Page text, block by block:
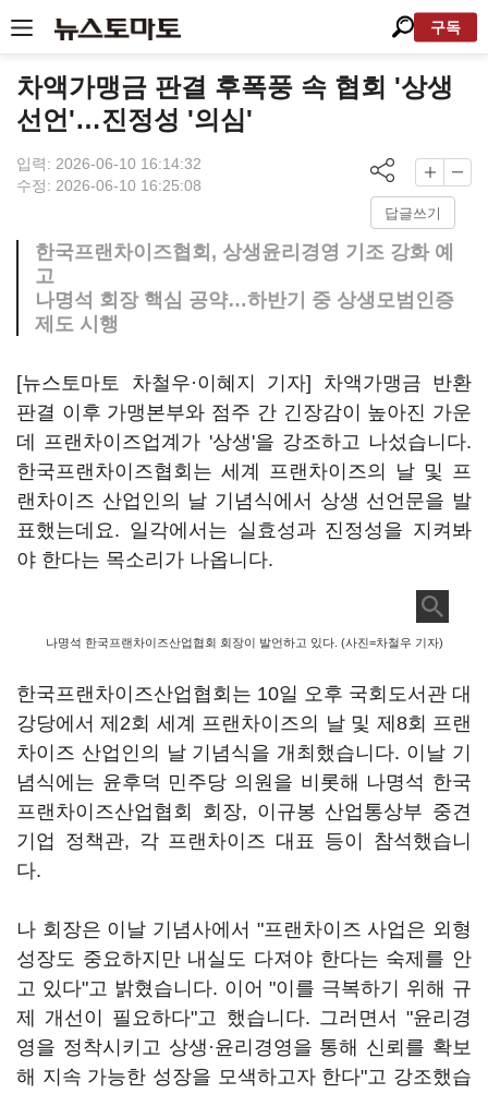
구독
차액가맹금 판결 후폭풍 속 협회 '상생
선언'…진정성 '의심'
입력: 2026-06-10 16:14:32
수정: 2026-06-10 16:25:08
답글쓰기
한국프랜차이즈협회, 상생윤리경영 기조 강화 예
고
나명석 회장 핵심 공약…하반기 중 상생모범인증
제도 시행
[뉴스토마토 차철우·이혜지 기자] 차액가맹금 반환
판결 이후 가맹본부와 점주 간 긴장감이 높아진 가운
데 프랜차이즈업계가 '상생'을 강조하고 나섰습니다.
한국프랜차이즈협회는 세계 프랜차이즈의 날 및 프
랜차이즈 산업인의 날 기념식에서 상생 선언문을 발
표했는데요. 일각에서는 실효성과 진정성을 지켜봐
야 한다는 목소리가 나옵니다.
나명석 한국프랜차이즈산업협회 회장이 발언하고 있다. (사진=차철우 기자)
한국프랜차이즈산업협회는 10일 오후 국회도서관 대
강당에서 제2회 세계 프랜차이즈의 날 및 제8회 프랜
차이즈 산업인의 날 기념식을 개최했습니다. 이날 기
념식에는 윤후덕 민주당 의원을 비롯해 나명석 한국
프랜차이즈산업협회 회장, 이규봉 산업통상부 중견
기업 정책관, 각 프랜차이즈 대표 등이 참석했습니
다.
나 회장은 이날 기념사에서 "프랜차이즈 사업은 외형
성장도 중요하지만 내실도 다져야 한다는 숙제를 안
고 있다"고 밝혔습니다. 이어 "이를 극복하기 위해 규
제 개선이 필요하다"고 했습니다. 그러면서 "윤리경
영을 정착시키고 상생·윤리경영을 통해 신뢰를 확보
해 지속 가능한 성장을 모색하고자 한다"고 강조했습